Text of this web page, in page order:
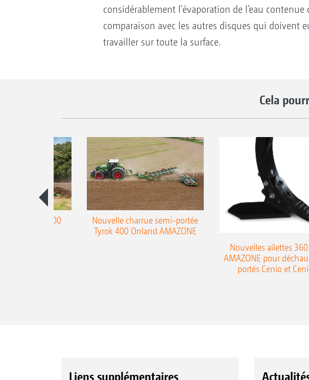
considérablement l'évaporation de l’eau
comparaison avec les autres disques qui doivent
travailler sur toute la surface.
Cela
Teres 300
Nouvelle charrue semi-portée
Tyrok 400 Onland AMAZONE
Nouvelles ailettes
AMAZONE pour
portés Cenio et
Liens supplémentaires